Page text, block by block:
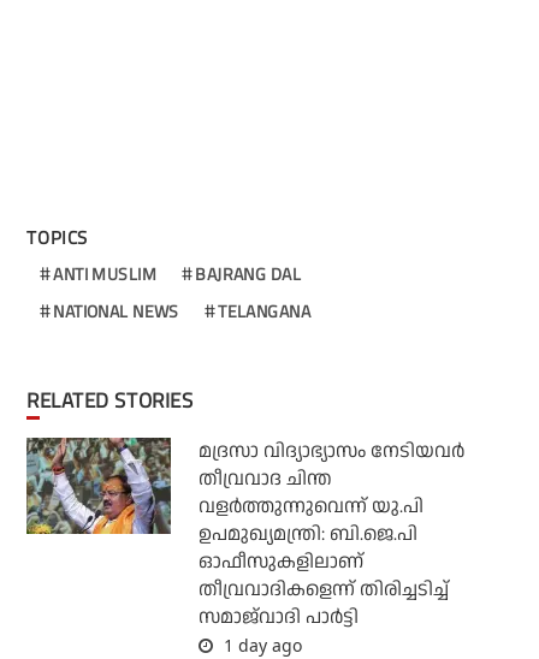
TOPICS
ANTI MUSLIM
BAJRANG DAL
NATIONAL NEWS
TELANGANA
RELATED STORIES
മദ്രസാ വിദ്യാഭ്യാസം നേടിയവര്‍
തീവ്രവാദ ചിന്ത
വളര്‍ത്തുന്നുവെന്ന് യു.പി
ഉപമുഖ്യമന്ത്രി: ബി.ജെ.പി
ഓഫീസുകളിലാണ്
തീവ്രവാദികളെന്ന് തിരിച്ചടിച്ച്
സമാജ്‌വാദി പാര്‍ട്ടി
1 day ago